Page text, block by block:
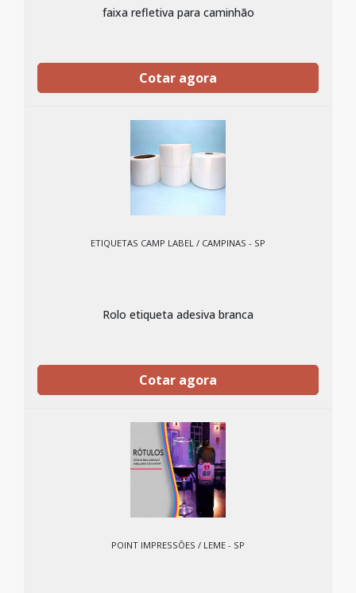
faixa refletiva para caminhão
Cotar agora
ETIQUETAS CAMP LABEL / CAMPINAS - SP
Rolo etiqueta adesiva branca
Cotar agora
POINT IMPRESSÕES / LEME - SP